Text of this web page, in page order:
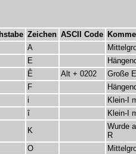
Zeichen ASCII Code
A
E
Ê Alt + 0202
Große
F
i
Klein-I
î
Klein-I
K
Wurde
R
O